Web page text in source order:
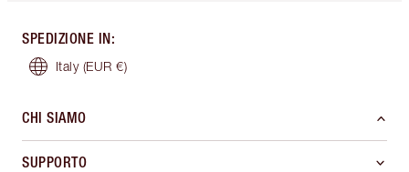
SPEDIZIONE IN:
Italy (EUR €)
CHI SIAMO
SUPPORTO